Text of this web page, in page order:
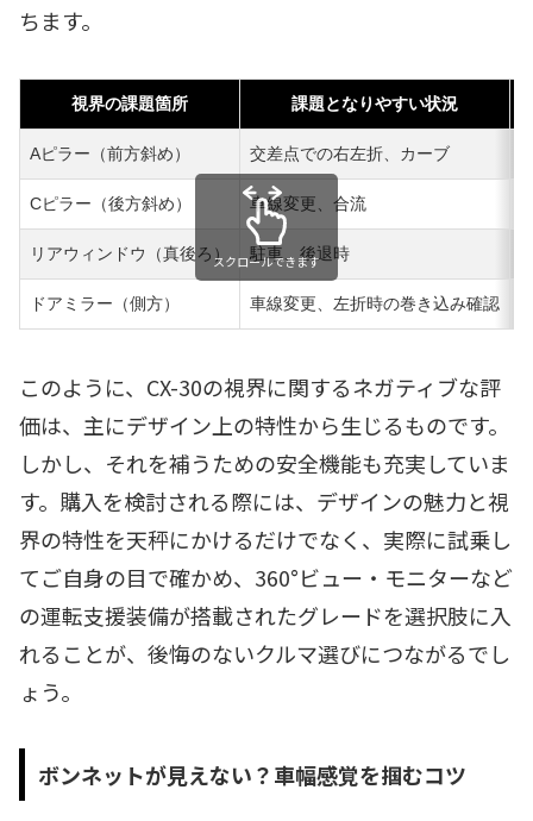
ちます。
視界の課題箇所 課題となりやすい状況
Aピラー（前方斜め） 交差点での右左折、カーブ
Cピラー（後方斜め） 車線変更、合流
リアウィンドウ（真後ろ） 駐車、後退時
ドアミラー（側方） 車線変更、左折時の巻き込み確認
スクロールできます
このように、CX-30の視界に関するネガティブな評
価は、主にデザイン上の特性から生じるものです。
しかし、それを補うための安全機能も充実していま
す。購入を検討される際には、デザインの魅力と視
界の特性を天秤にかけるだけでなく、実際に試乗し
てご自身の目で確かめ、360°ビュー・モニターなど
の運転支援装備が搭載されたグレードを選択肢に入
れることが、後悔のないクルマ選びにつながるでし
ょう。
ボンネットが見えない？車幅感覚を掴むコツ